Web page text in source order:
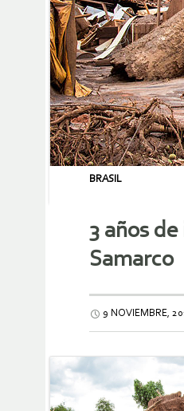
BRASIL
3 años
Samarco
9 NOVIEMBRE,